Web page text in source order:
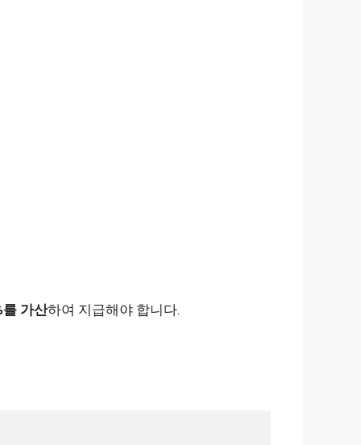
를 가산하여 지급해야 합니다.